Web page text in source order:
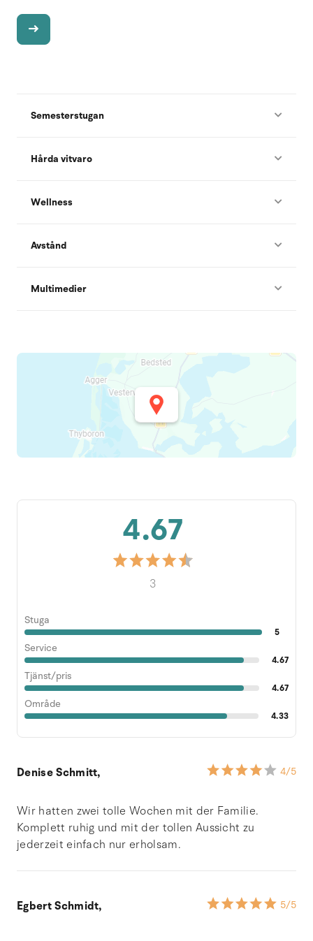
Semesterstugan
Hårda vitvaro
Wellness
Avstånd
Multimedier
4.67
3
Stuga
5
Service
4.67
Tjänst/pris
4.67
Område
4.33
Denise Schmitt, 4/5
Wir hatten zwei tolle Wochen mit der Familie.
Komplett ruhig und mit der tollen Aussicht zu
jederzeit einfach nur erholsam.
Egbert Schmidt, 5/5